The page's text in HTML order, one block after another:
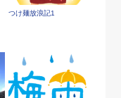
つけ麺放浪記1